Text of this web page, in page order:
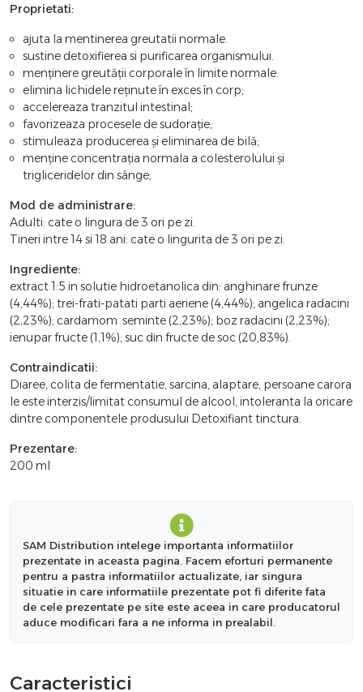
Proprietati:
ajuta la mentinerea greutatii normale.
sustine detoxifierea si purificarea organismului.
menținere greutății corporale în limite normale.
elimina lichidele reținute în exces în corp;
accelereaza tranzitul intestinal;
favorizeaza procesele de sudorație;
stimuleaza producerea și eliminarea de bilă;
menține concentrația normala a colesterolului și
trigliceridelor din sânge;
Mod de administrare:
Adulti: cate o lingura de 3 ori pe zi.
Tineri intre 14 si 18 ani: cate o lingurita de 3 ori pe zi.
Ingrediente:
extract 1:5 in solutie hidroetanolica din: anghinare frunze
(4,44%); trei-frati-patati parti aeriene (4,44%); angelica radacini
(2,23%); cardamom seminte (2,23%); boz radacini (2,23%);
ienupar fructe (1,1%); suc din fructe de soc (20,83%).
Contraindicatii:
Diaree, colita de fermentatie, sarcina, alaptare, persoane carora
le este interzis/limitat consumul de alcool, intoleranta la oricare
dintre componentele produsului Detoxifiant tinctura.
Prezentare:
200 ml
SAM Distribution intelege importanta informatiilor
prezentate in aceasta pagina. Facem eforturi permanente
pentru a pastra informatiilor actualizate, iar singura
situatie in care informatiile prezentate pot fi diferite fata
de cele prezentate pe site este aceea in care producatorul
aduce modificari fara a ne informa in prealabil.
Caracteristici